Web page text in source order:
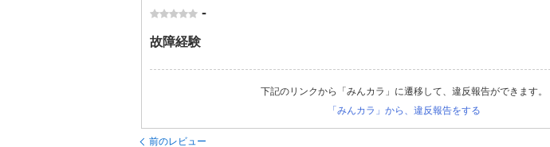
-
故障経験
下記のリンクから「みんカラ」に遷移して、違反報告ができます。
「みんカラ」から、違反報告をする
前のレビュー